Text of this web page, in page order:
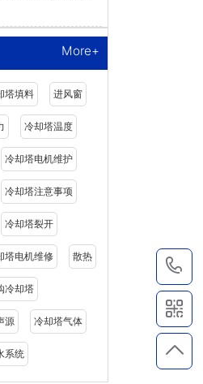
More+
塔填料 进风窗
冷却塔温度
冷却塔电机维护
冷却塔注意事项
冷却塔裂开
塔电机维修 散热
冷却塔
源 冷却塔气体
系统